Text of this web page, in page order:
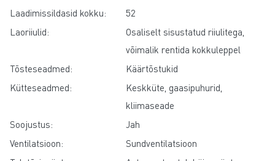
Laadimissildasid kokku:
52
Laoriiulid:
Osaliselt sisustatud riiulitega,
võimalik rentida kokkuleppel
Tõsteseadmed:
Käärtõstukid
Kütteseadmed:
Keskküte, gaasipuhurid,
kliimaseade
Soojustus:
Jah
Ventilatsioon:
Sundventilatsioon